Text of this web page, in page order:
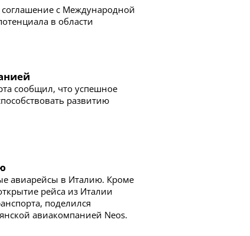
соглашение с Международной
в области
сообщил, что успешное
развитию
авиарейсы в Италию. Кроме
рейса из Италии
поделился
авиакомпанией Neos.